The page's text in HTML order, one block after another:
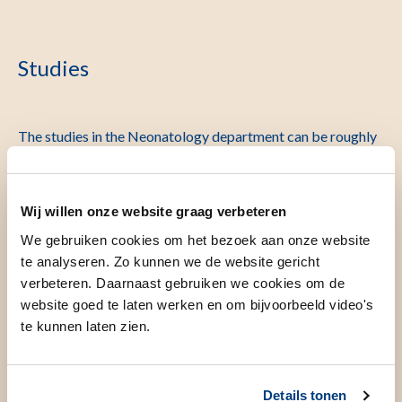
Wij willen onze website graag verbeteren
We gebruiken cookies om het bezoek aan onze website
te analyseren. Zo kunnen we de website gericht
verbeteren. Daarnaast gebruiken we cookies om de
website goed te laten werken en om bijvoorbeeld video's
te kunnen laten zien.
Details tonen
Studies
The studies in the Neonatology department can be roughly
If there is a possibility, for example because you were
admitted to theGeboortehuis Leidenearlier during your
pregnancy, these studies will be discussed with you in
permission. Sometimes this is not the case and then
approval has been obtained from the medical ethics review